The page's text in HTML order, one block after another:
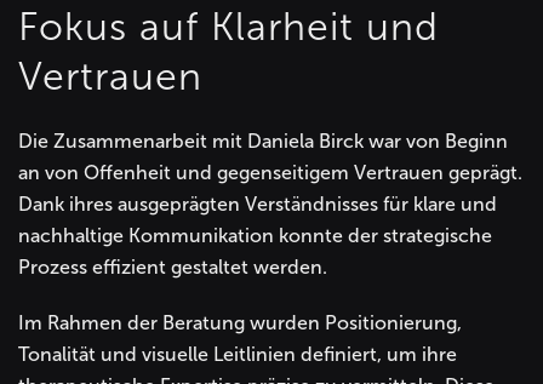
Fokus auf Klarheit und
Vertrauen
Die Zusammenarbeit mit Daniela Birck war von Beginn
an von Offenheit und gegenseitigem Vertrauen geprägt.
Dank ihres ausgeprägten Verständnisses für klare und
nachhaltige Kommunikation konnte der strategische
Prozess effizient gestaltet werden.
Im Rahmen der Beratung wurden Positionierung,
Tonalität und visuelle Leitlinien definiert, um ihre